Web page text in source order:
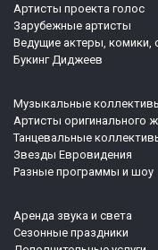
Артисты проекта голос
Зарубежные артисты
Ведущие актеры,
Букинг Диджеев
Музыкальные
Артисты оригинального
Танцевальные
Звезды Евровидения
Разные программы и шоу
Аренда звука и света
Сезонные праздники